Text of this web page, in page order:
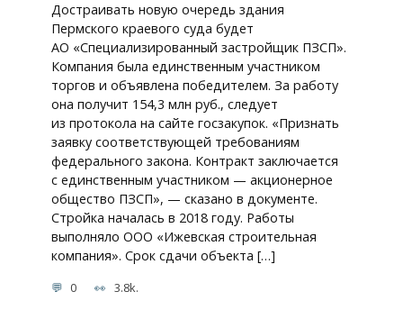
Достраивать новую очередь здания
Пермского краевого суда будет
АО «Специализированный застройщик ПЗСП».
Компания была единственным участником
торгов и объявлена победителем. За работу
она получит 154,3 млн руб., следует
из протокола на сайте госзакупок. «Признать
заявку соответствующей требованиям
федерального закона. Контракт заключается
с единственным участником — акционерное
общество ПЗСП», — сказано в документе.
Стройка началась в 2018 году. Работы
выполняло ООО «Ижевская строительная
компания». Срок сдачи объекта […]
0 3.8k.